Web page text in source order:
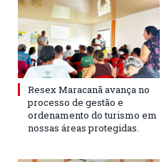
Resex Maracanã avança no
processo de gestão e
ordenamento do turismo em
nossas áreas protegidas.